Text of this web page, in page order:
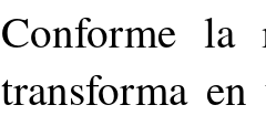
Conforme la
transforma